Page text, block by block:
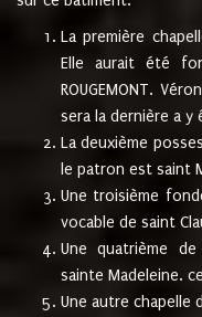
La première
Elle aurait été
ROUGEMONT.
sera la dernière a y
La deuxième
le patron est saint
Une troisième
vocable de saint
Une quatrième
sainte Madeleine.
Une autre chapelle